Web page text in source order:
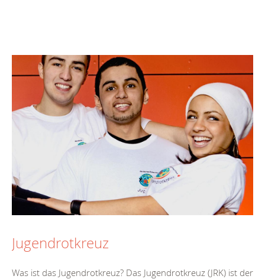
Jugendrotkreuz
Was ist das Jugendrotkreuz? Das Jugendrotkreuz (JRK) ist der